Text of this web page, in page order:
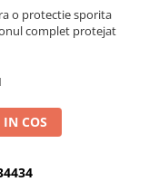
o protectie sporita
complet protejat
COS